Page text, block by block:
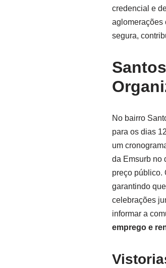
credencial e
aglomerações
segura,
No bairro
para os dias
um
da Emsurb no
preço público.
garantindo
celebrações
informar a
emprego e